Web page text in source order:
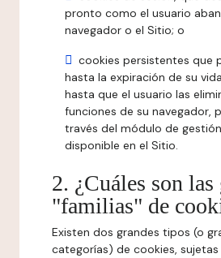
pronto como el usuario
navegador o el Sitio; o
cookies persistentes que
hasta la expiración de su
hasta que el usuario las
funciones de su navegador,
través del módulo de
disponible en el Sitio.
2. ¿Cuáles son las
"familias" de
Existen dos grandes tipos (o
categorías) de cookies,